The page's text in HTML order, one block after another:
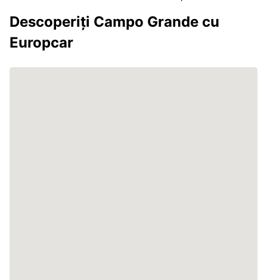
Descoperiți Campo Grande cu
Europcar